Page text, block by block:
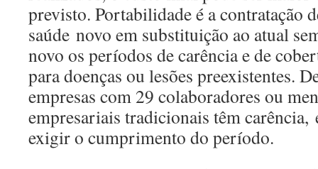
previsto. Portabilidade é a contratação
saúde novo em substituição ao atual
novo os períodos de carência e de
para doenças ou lesões preexistentes.
empresas com 29 colaboradores ou
empresariais tradicionais têm carência,
exigir o cumprimento do período.